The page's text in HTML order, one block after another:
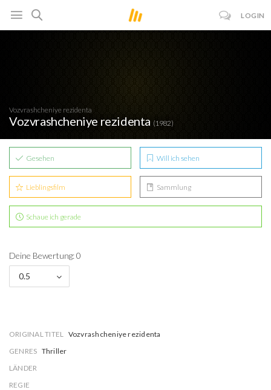
LOGIN
Vozvrashcheniye rezidenta
Vozvrashcheniye rezidenta (1982)
Gesehen Will ich sehen
Lieblingsfilm Sammlung
Schaue ich gerade
Deine Bewertung: 0
0.5
ORIGINAL TITEL Vozvrashcheniye rezidenta
GENRES Thriller
LÄNDER
REGIE